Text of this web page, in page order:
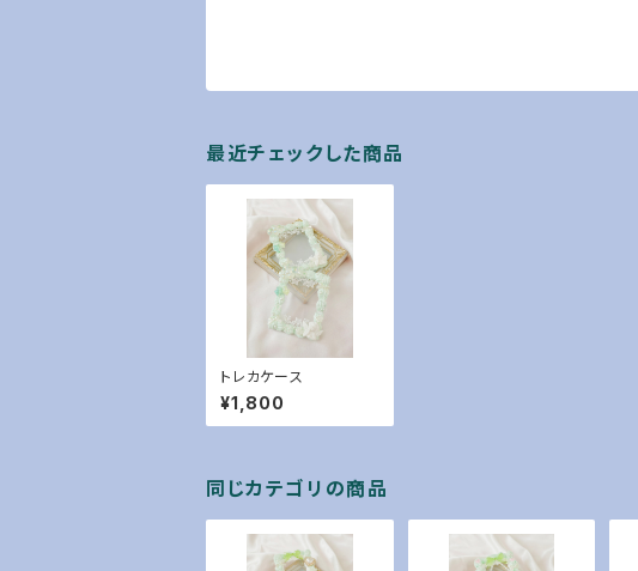
最近チェックした商品
トレカケース
¥1,800
同じカテゴリの商品